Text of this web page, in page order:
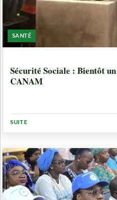
SANTÉ
Sécurité Sociale : Bientôt
CANAM
SUITE